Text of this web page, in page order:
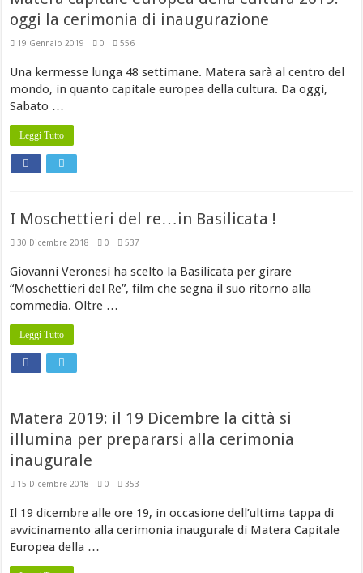
oggi la cerimonia di inaugurazione
19 Gennaio 2019 0 556
Una kermesse lunga 48 settimane. Matera sarà al centro del
mondo, in quanto capitale europea della cultura. Da oggi,
Sabato …
Leggi Tutto
I Moschettieri del re…in Basilicata !
30 Dicembre 2018 0 537
Giovanni Veronesi ha scelto la Basilicata per girare
“Moschettieri del Re”, film che segna il suo ritorno alla
commedia. Oltre …
Leggi Tutto
Matera 2019: il 19 Dicembre la città si
illumina per prepararsi alla cerimonia
inaugurale
15 Dicembre 2018 0 353
Il 19 dicembre alle ore 19, in occasione dell’ultima tappa di
avvicinamento alla cerimonia inaugurale di Matera Capitale
Europea della …